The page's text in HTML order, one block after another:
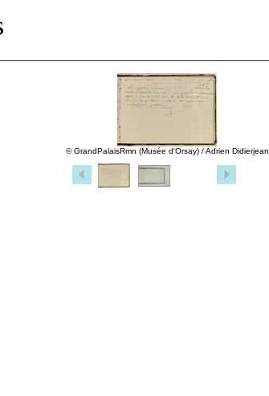
© GrandPalaisRmn (Musée d'Orsay) / Adrien Didierjean